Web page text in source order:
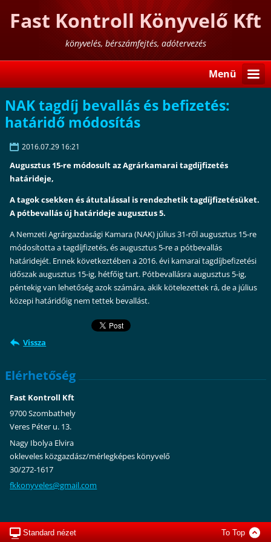
Fast Kontroll Könyvelő Kft
könyvelés, bérszámfejtés, adótervezés
Menü
NAK tagdíj bevallás és befizetés:
határidő módosítás
2016.07.29 16:21
Augusztus 15-re módosult az Agrárkamarai tagdíjfizetés
határideje,
A tagok csekken és átutalással is rendezhetik tagdíjfizetésüket.
A pótbevallás új határideje augusztus 5.
A Nemzeti Agrárgazdasági Kamara (NAK) július 31-ről augusztus 15-re
módosította a tagdíjfizetés, és augusztus 5-re a pótbevallás
határidejét. Ennek következtében a 2016. évi kamarai tagdíjbefizetési
időszak augusztus 15-ig, hétfőig tart. Pótbevallásra augusztus 5-ig,
péntekig van lehetőség azok számára, akik kötelezettek rá, de a július
közepi határidőig nem tettek bevallást.
Vissza
Elérhetőség
Fast Kontroll Kft
9700 Szombathely
Veres Péter u. 13.
Nagy Ibolya Elvira
okleveles közgazdász/mérlegképes könyvelő
30/272-1617
fkkonyveles@gmail.com
Standard nézet To Top